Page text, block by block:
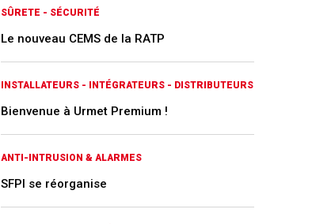
SÛRETE - SÉCURITÉ
Le nouveau CEMS de la RATP
INSTALLATEURS - INTÉGRATEURS - DISTRIBUTEURS
Bienvenue à Urmet Premium !
ANTI-INTRUSION & ALARMES
SFPI se réorganise